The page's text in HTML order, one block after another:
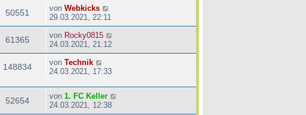
50551 von Webkicks
29.03.2021, 22:11
61365 von Rocky0815
24.03.2021, 21:12
148834 von Technik
24.03.2021, 17:33
52654 von 1. FC Keller
24.03.2021, 12:38